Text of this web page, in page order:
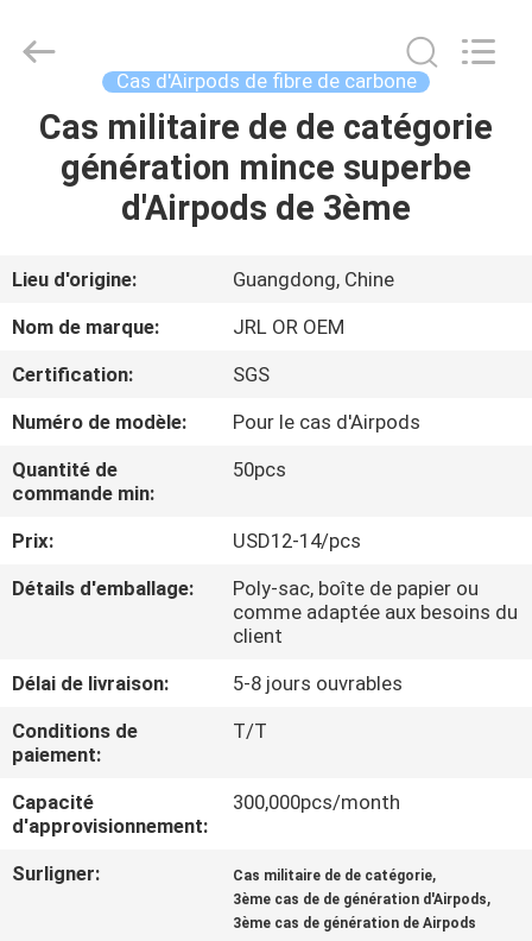
MAISON
VIDÉOS
SPECTACLE
VR
À
PROPOS
DE
DE
QUALITÉ
NOUS
Technology
Reserved.
Cas d'Airpods de fibre de carbone
Cas militaire de de catégorie
génération mince superbe
d'Airpods de 3ème
Lieu d'origine:
Guangdong, Chine
Nom de marque:
JRL OR OEM
Certification:
SGS
Numéro de modèle:
Pour le cas d'Airpods
Quantité de
commande min:
50pcs
Prix:
USD12-14/pcs
Détails d'emballage:
Poly-sac, boîte de papier ou
comme adaptée aux besoins du
client
Délai de livraison:
5-8 jours ouvrables
Conditions de
paiement:
T/T
Capacité
d'approvisionnement:
300,000pcs/month
Surligner: Cas militaire de de catégorie,
3ème cas de de génération d'Airpods,
3ème cas de génération de Airpods